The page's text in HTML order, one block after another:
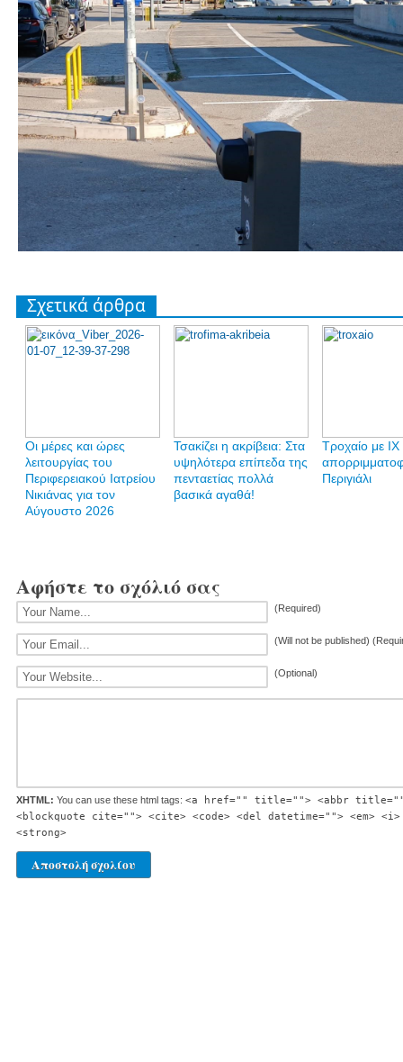
Σχετικά άρθρα
Οι μέρες και ώρες
λειτουργίας του
Περιφερειακού Ιατρείου
Νικιάνας για τον
Αύγουστο 2026
Τσακίζει η ακρίβεια: Στα
υψηλότερα επίπεδα της
πενταετίας πολλά
βασικά αγαθά!
Τροχαίο με ΙΧ
Περιγιάλι
Αφήστε το σχόλιό σας
(Required)
(Will not be published)
(Optional)
XHTML: You can use these html tags: <a href="" title=""> <abbr
<blockquote cite=""> <cite> <code> <del datetime=""> <em>
<strong>